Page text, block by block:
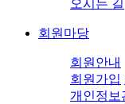
오시는 길
회원마당
회원안내
회원가입
개인정보